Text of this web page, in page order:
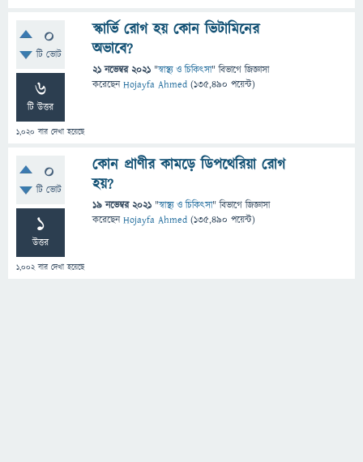
0
টি ভোট
6
টি উত্তর
1,020 বার দেখা হয়েছে
স্কার্ভি রোগ হয় কোন ভিটামিনের
অভাবে?
21 নভেম্বর 2021 "স্বাস্থ্য ও চিকিৎসা" বিভাগে জিজ্ঞাসা
করেছেনHojayfa Ahmed (135,490 পয়েন্ট)
0
টি ভোট
1
উত্তর
1,002বার দেখা হয়েছে
কোন প্রাণীর কামড়ে ডিপথেরিয়া রোগ
হয়?
19 নভেম্বর 2021 "স্বাস্থ্য ও চিকিৎসা" বিভাগে জিজ্ঞাসা
করেছেনHojayfa Ahmed (135,490 পয়েন্ট)